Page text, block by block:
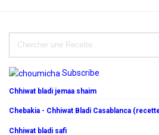
Subscribe
Chhiwat bladi jemaa shaim
Chebakia - Chhiwat Bladi Casablanca
Chhiwat bladi safi